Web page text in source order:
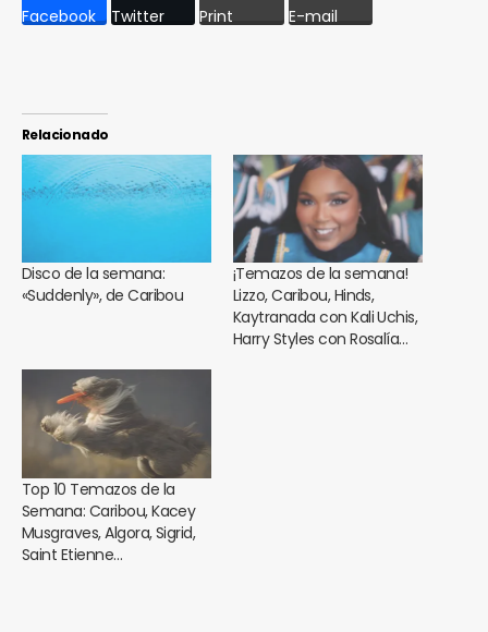
Facebook Twitter Print E-mail
Relacionado
Disco de la semana:
«Suddenly», de Caribou
¡Temazos de la semana!
Lizzo, Caribou, Hinds,
Kaytranada con Kali Uchis,
Harry Styles con Rosalía…
Top 10 Temazos de la
Semana: Caribou, Kacey
Musgraves, Algora, Sigrid,
Saint Etienne…